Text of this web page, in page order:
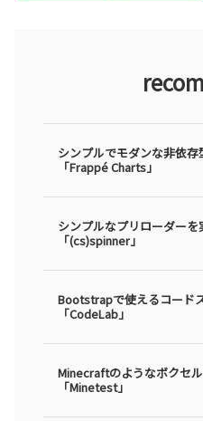
シンプルでモダンな非依
「Frappé Charts」
シンプルなプリローダーを
「(cs)spinner」
Bootstrapで使えるコード
「CodeLab」
Minecraftのようなボクセ
「Minetest」